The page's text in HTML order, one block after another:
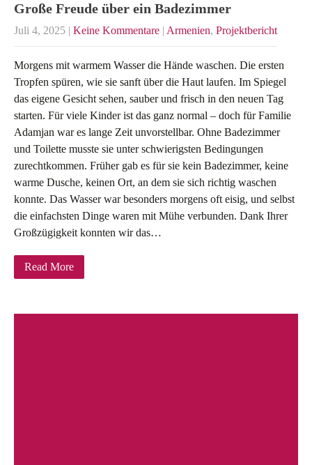
Große Freude über ein Badezimmer
Juli 4, 2025 | Keine Kommentare | Armenien, Projektbericht
Morgens mit warmem Wasser die Hände waschen. Die ersten
Tropfen spüren, wie sie sanft über die Haut laufen. Im Spiegel
das eigene Gesicht sehen, sauber und frisch in den neuen Tag
starten. Für viele Kinder ist das ganz normal – doch für Familie
Adamjan war es lange Zeit unvorstellbar. Ohne Badezimmer
und Toilette musste sie unter schwierigsten Bedingungen
zurechtkommen. Früher gab es für sie kein Badezimmer, keine
warme Dusche, keinen Ort, an dem sie sich richtig waschen
konnte. Das Wasser war besonders morgens oft eisig, und selbst
die einfachsten Dinge waren mit Mühe verbunden. Dank Ihrer
Großzügigkeit konnten wir das…
Read More